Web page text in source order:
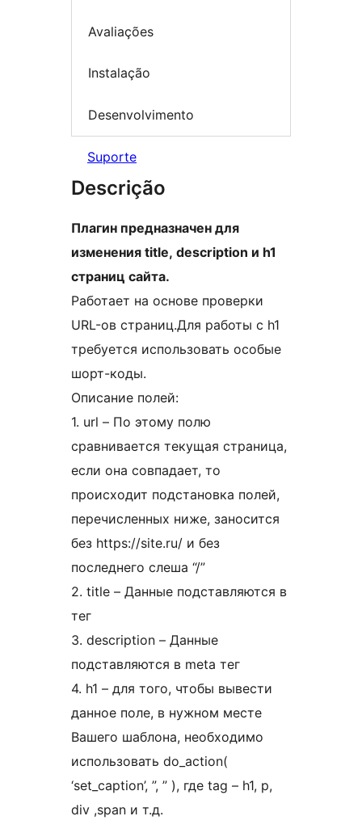
Avaliações
Instalação
Desenvolvimento
Suporte
Descrição
Плагин предназначен для
изменения title, description и h1
страниц сайта.
Работает на основе проверки
URL-ов страниц.Для работы с h1
требуется использовать особые
шорт-коды.
Описание полей:
1. url – По этому полю
сравнивается текущая страница,
если она совпадает, то
происходит подстановка полей,
перечисленных ниже, заносится
без https://site.ru/ и без
последнего слеша “/”
2. title – Данные подставляются в
тег
3. description – Данные
подставляются в meta тег
4. h1 – для того, чтобы вывести
данное поле, в нужном месте
Вашего шаблона, необходимо
использовать do_action(
‘set_caption’, ”, ” ), где tag – h1, p,
div ,span и т.д.